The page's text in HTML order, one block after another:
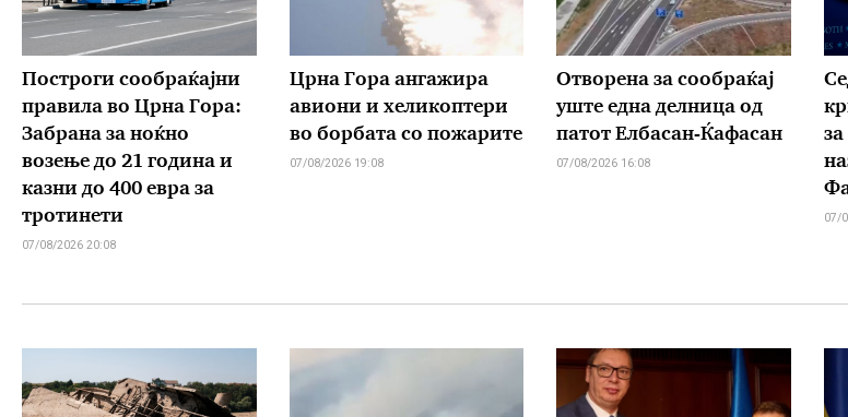
Построги сообраќајни
правила во Црна Гора:
Забрана за ноќно
возење до 21 година и
казни до 400 евра за
тротинети
07/08/2026 20:08
Црна Гора ангажира
авиони и хеликоптери
во борбата со пожарите
07/08/2026 19:08
Отворена за сообраќај
уште една делница од
патот Елбасан-Ќафасан
07/08/2026 16:08
07/